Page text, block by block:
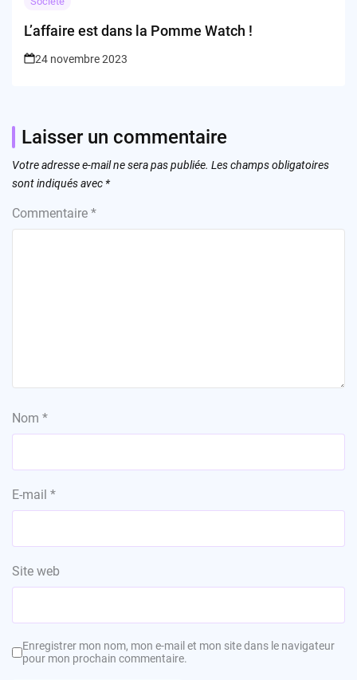
L’affaire est dans la Pomme Watch !
24 novembre 2023
Laisser un commentaire
Votre adresse e-mail ne sera pas publiée. Les champs obligatoires
sont indiqués avec *
Commentaire *
Nom *
E-mail *
Site web
Enregistrer mon nom, mon e-mail et mon site dans le navigateur
pour mon prochain commentaire.